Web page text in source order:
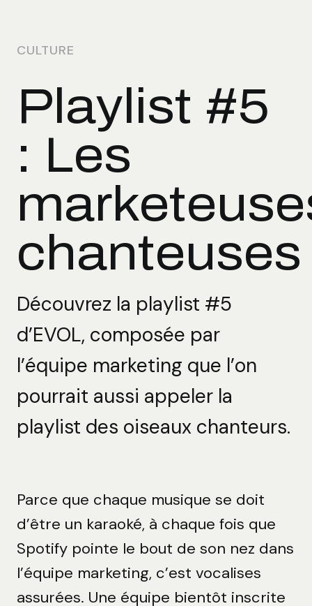
CULTURE
Playlist #5
: Les
chanteuses
Découvrez la playlist #5
d’EVOL, composée par
l’équipe marketing que l’on
pourrait aussi appeler la
playlist des oiseaux chanteurs.
Parce que chaque musique se doit
d’être un karaoké, à chaque fois que
Spotify pointe le bout de son nez dans
l’équipe marketing, c’est vocalises
assurées. Une équipe bientôt inscrite